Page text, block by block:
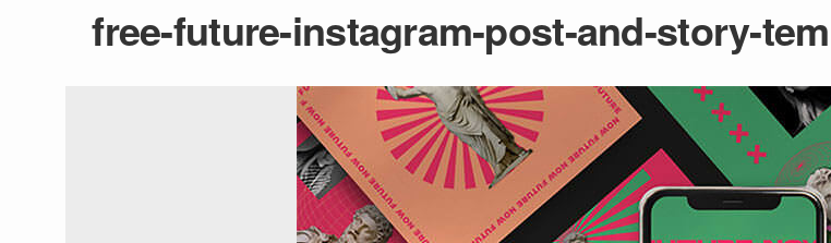
free-future-instagram-post-and-story-